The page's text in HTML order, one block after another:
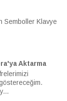
Semboller Klavye
Aktarma